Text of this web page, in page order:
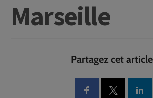
Marseille
Partagez cet article